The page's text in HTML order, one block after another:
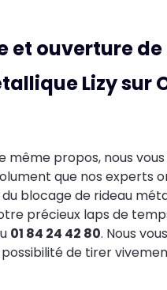
et ouverture de
Lizy sur
même propos, nous vous
que nos experts
blocage de rideau
précieux laps de
01 84 24 42 80. Nous vous
de tirer